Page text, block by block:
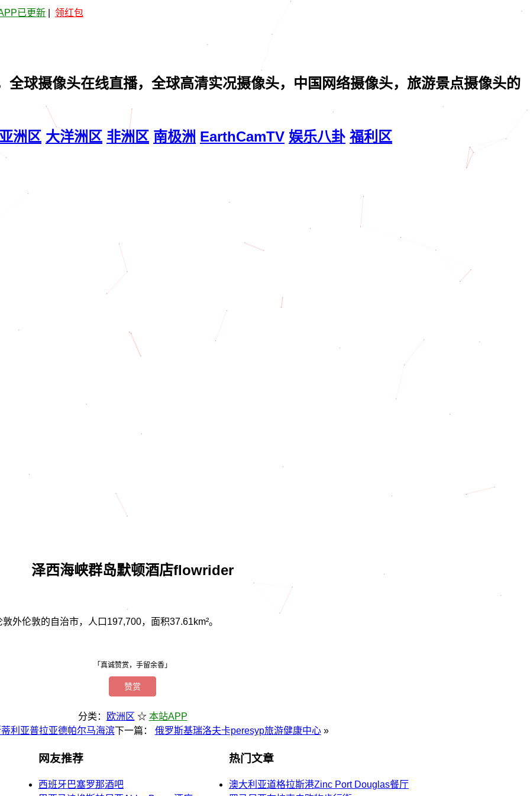
已更新 领红包
全球摄像头在线直播，全球高清实况摄像头，中国网络摄像头，旅游景点摄像头的
洲区 大洋洲区 非洲区 南极洲 EarthCamTV 娱乐八卦 福利区
泽西海峡群岛默顿酒店flowrider
外伦敦的自治市，人口197,700，面积37.61km²。
「真诚赞赏，手留余香」
赞赏
分类： 欧洲区 ☆ 本站APP
利亚普拉亚德帕尔马海滨下一篇： 俄罗斯基瑞洛夫卡peresyp旅游健康中心»
网友推荐
西班牙巴塞罗那酒吧
热门文章
澳大利亚道格拉斯港Zinc Port Douglas餐厅